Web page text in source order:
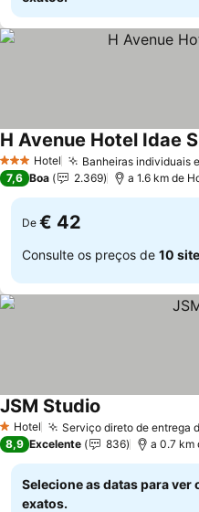
3 EstrelasHotel Banheiras individuais
H Avenue Hotel Idae
7,6 Boa 2.369 a 1.6 km de
De € 42
Consulte os preços de 10
1 Estrelas
Hotel Serviço direto de entrega
JSM Studio
8,9 Excelente 836 a 0.7 km
Selecione as datas para ver
exatos.